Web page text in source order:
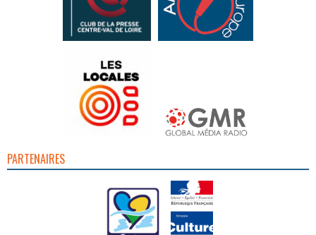
PARTENAIRES